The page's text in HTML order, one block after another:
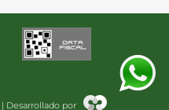
| Desarrollado por